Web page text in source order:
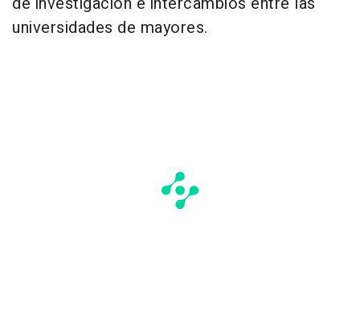
universidades de mayores.